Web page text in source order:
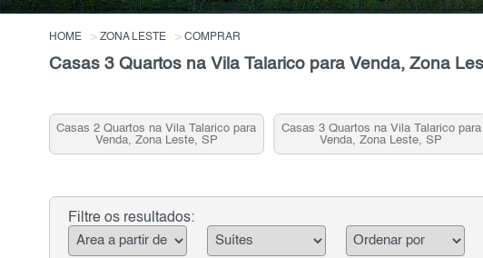
HOME ZONA LESTE COMPRAR
Casas 3 Quartos na Vila Talarico para Venda, Zona
Casas 2 Quartos na Vila Talarico para
Venda, Zona Leste, SP
Casas 3 Quartos na Vila Talarico para
Venda, Zona Leste, SP
Filtre os resultados: